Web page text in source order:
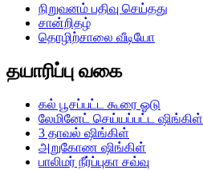
நிறுவனம் பதிவு செய்தது
சான்றிதழ்
தொழிற்சாலை வீடியோ
தயாரிப்பு வகை
கல் பூசப்பட்ட கூரை ஓடு
லேமினேட் செய்யப்பட்ட ஷிங்கிள்
3 தாவல் ஷிங்கிள்
அறுகோண ஷிங்கிள்
பாலிமர் நீர்ப்புகா சவ்வு